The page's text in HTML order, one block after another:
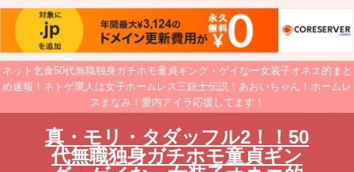
ネット乞食50代無職独身ガチホモ童貞ギング・ゲイなー女装子オネエ的まと
め速報！ネトゲ廃人は女子ホームレス三銃士伝説！あおいちゃん！ホームレ
スまなみ！愛内アイラ応援してます！
真・モリ・タダッフル2！！50
代無職独身ガチホモ童貞ギン